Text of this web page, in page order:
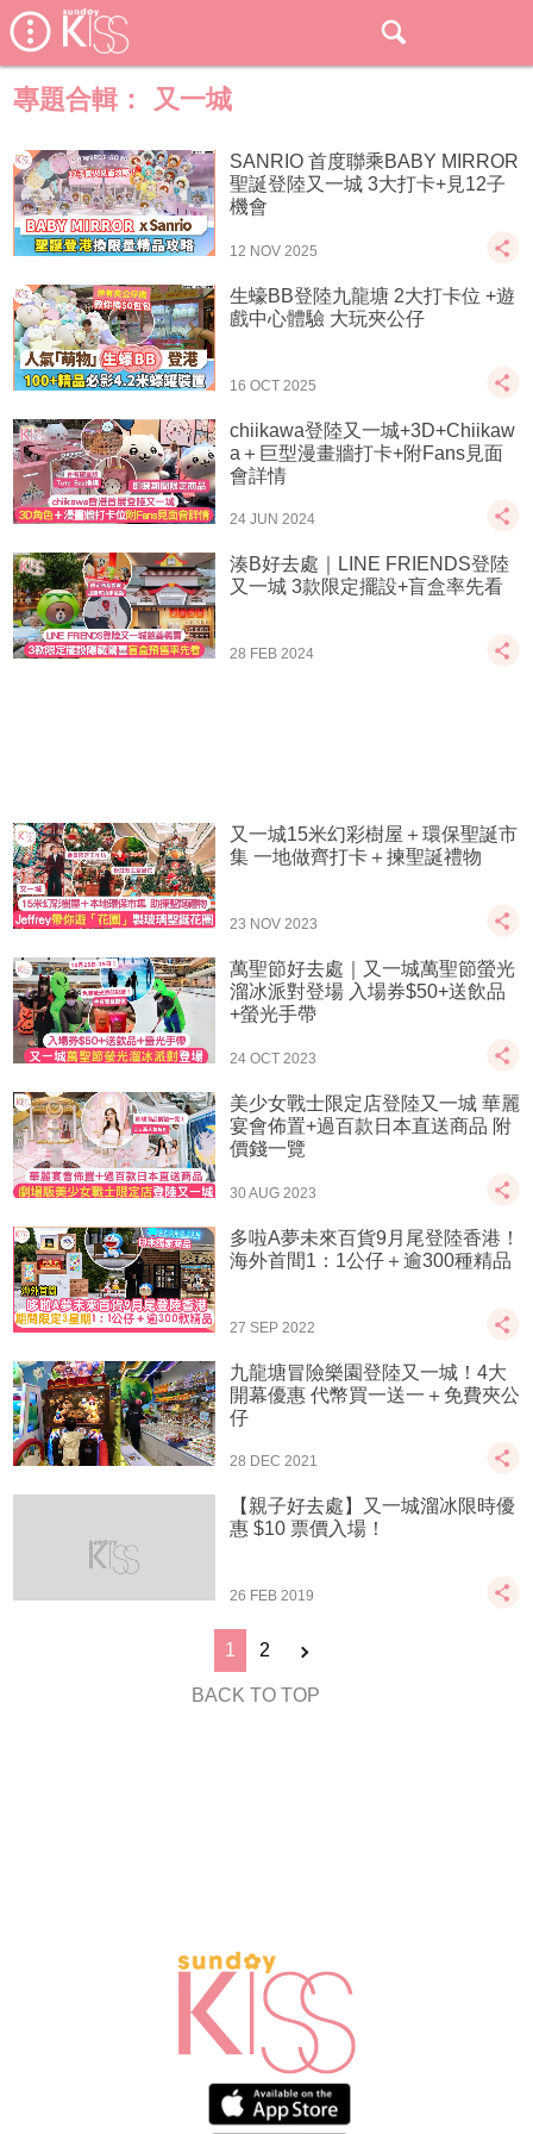
專題合輯： 又一城
SANRIO 首度聯乘BABY MIRROR
聖誕登陸又一城 3大打卡+見12子
機會
12 NOV 2025
生蠔BB登陸九龍塘 2大打卡位 +遊
戲中心體驗 大玩夾公仔
16 OCT 2025
chiikawa登陸又一城+3D+Chiikaw
a＋巨型漫畫牆打卡+附Fans見面
會詳情
24 JUN 2024
湊B好去處｜LINE FRIENDS登陸
又一城 3款限定擺設+盲盒率先看
28 FEB 2024
又一城15米幻彩樹屋＋環保聖誕市
集 一地做齊打卡＋揀聖誕禮物
23 NOV 2023
萬聖節好去處｜又一城萬聖節螢光
溜冰派對登場 入場券$50+送飲品
+螢光手帶
24 OCT 2023
美少女戰士限定店登陸又一城 華麗
宴會佈置+過百款日本直送商品 附
價錢一覽
30 AUG 2023
多啦A夢未來百貨9月尾登陸香港！
海外首間1：1公仔＋逾300種精品
27 SEP 2022
九龍塘冒險樂園登陸又一城！4大
開幕優惠 代幣買一送一＋免費夾公
仔
28 DEC 2021
【親子好去處】又一城溜冰限時優
惠 $10 票價入場！
26 FEB 2019
1 2
BACK TO TOP